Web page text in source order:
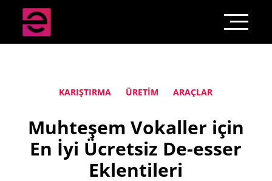
KARIŞTIRMA ÜRETIM ARAÇLAR
Muhteşem Vokaller için
En İyi Ücretsiz De-esser
Eklentileri